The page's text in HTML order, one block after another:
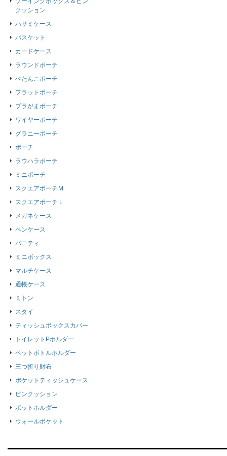
クッション
ハサミケース
バスケット
カードケース
ラウンドポーチ
ぺたんこポーチ
フラットポーチ
プラがまポーチ
ワイヤーポーチ
グラニーポーチ
ポーチ
ラウハラポーチ
ミニポーチ
スクエアポーチＭ
スクエアポーチ L
メガネケース
ペンケース
バニティ
ミニボックス
マルチケース
通帳ケース
ミトン
スタイ
ティッシュボックスカバー
トイレットPホルダー
ペットボトルホルダー
三つ折り財布
ポケットティッシュケース
ピンクッション
ポットホルダー
ウォールポケット